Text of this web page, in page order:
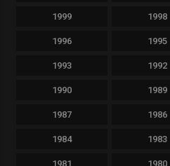
1999 1998
1996 1995
1993 1992
1990 1989
1987 1986
1984 1983
1981 1980